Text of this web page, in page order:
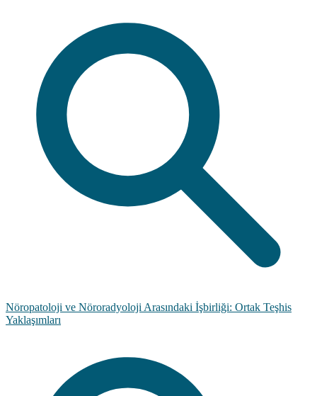
Nöropatoloji ve Nöroradyoloji Arasındaki İşbirliği: Ortak Teşhis
Yaklaşımları